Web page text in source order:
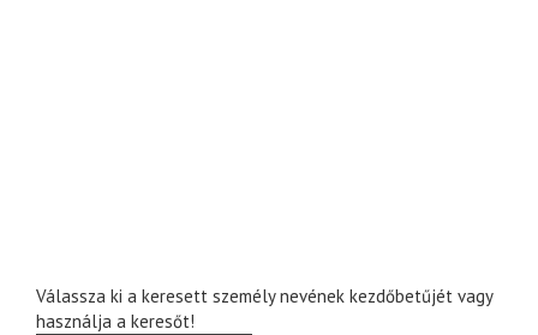
Válassza ki a keresett személy nevének kezdőbetűjét vagy
használja a keresőt!